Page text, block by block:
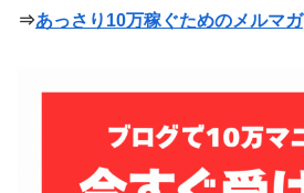
⇒あっさり10万稼ぐためのメルマガ